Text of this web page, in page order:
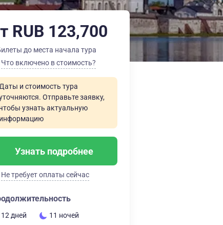
RUB 123,700
до места начала тура
Что включено в стоимость?
Даты и стоимость тура
Отправьте заявку,
узнать актуальную
информацию
Узнать подробнее
Не требует оплаты сейчас
12 дней 11 ночей